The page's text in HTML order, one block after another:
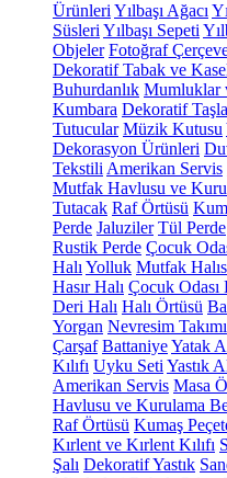
Ürünleri Yılbaşı Ağacı
Süsleri Yılbaşı Sepeti
Objeler Fotoğraf
Dekoratif Tabak ve
Buhurdanlık Mumluklar
Kumbara Dekoratif
Tutucular Müzik Kutusu
Dekorasyon Ürünleri
Tekstili Amerikan Servis
Mutfak Havlusu ve
Tutacak Raf Örtüsü
Perde Jaluziler Tül Perde
Rustik Perde Çocuk
Halı Yolluk Mutfak
Hasır Halı Çocuk Odası
Deri Halı Halı Örtüsü
Yorgan Nevresim Takımı
Çarşaf BattaniyeYatak
Kılıfı Uyku Seti Yastık
Amerikan Servis Masa
Havlusu ve Kurulama
Raf Örtüsü Kumaş
Kırlent ve Kırlent Kılıfı
Şalı Dekoratif Yastık